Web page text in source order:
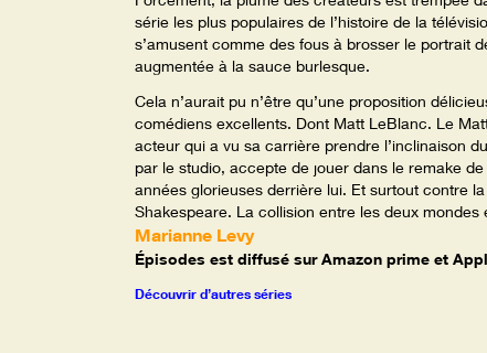
série les plus populaires de l’histoire de la
s’amusent comme des fous à brosser le portrait
augmentée à la sauce burlesque.
Cela n’aurait pu n’être qu’une proposition
comédiens excellents. Dont Matt LeBlanc. Le
acteur qui a vu sa carrière prendre l’inclinaison
par le studio, accepte de jouer dans le remake
années glorieuses derrière lui. Et surtout contre
Shakespeare. La collision entre les deux
Marianne Levy
Épisodes est diffusé sur Amazon prime et
Découvrir d’autres séries